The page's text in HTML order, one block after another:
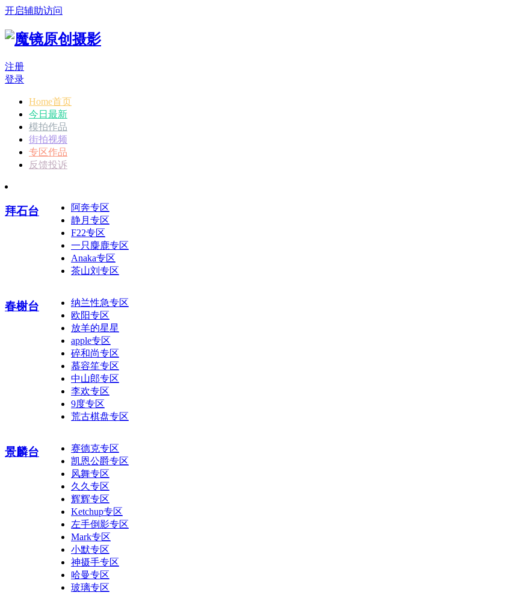
开启辅助访问
注册
登录
Home首页
今日最新
模拍作品
街拍视频
专区作品
反馈投诉
拜石台
阿奔专区
静月专区
F22专区
一只麋鹿专区
Anaka专区
茶山刘专区
春榭台
纳兰性急专区
欧阳专区
放羊的星星
apple专区
碎和尚专区
慕容笙专区
中山郎专区
李欢专区
9度专区
荒古棋盘专区
景麟台
赛德克专区
凯恩公爵专区
风舞专区
久久专区
辉辉专区
Ketchup专区
左手倒影专区
Mark专区
小默专区
神摄手专区
哈曼专区
玻璃专区